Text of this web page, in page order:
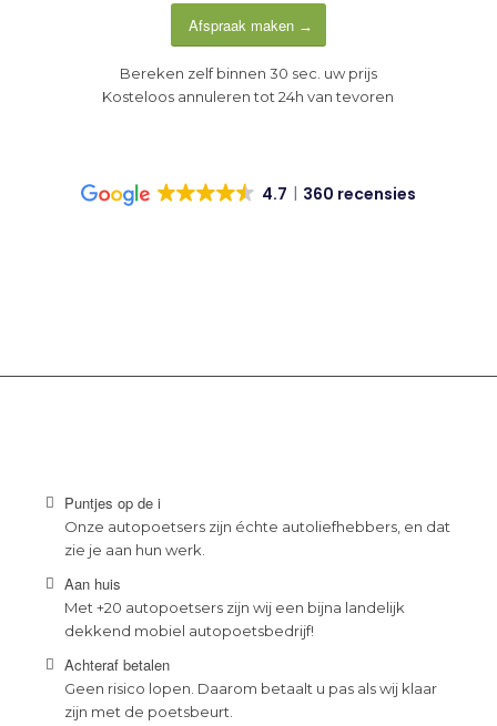
Afspraak maken
Bereken zelf binnen 30 sec. uw prijs
Kosteloos annuleren tot 24h van tevoren
4.7 360 recensies
Puntjes op de i
Onze autopoetsers zijn échte autoliefhebbers, en dat
zie je aan hun werk.
Aan huis
Met +20 autopoetsers zijn wij een bijna landelijk
dekkend mobiel autopoetsbedrijf!
Achteraf betalen
Geen risico lopen. Daarom betaalt u pas als wij klaar
zijn met de poetsbeurt.